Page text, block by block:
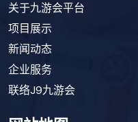
关于九游会平台
项目展示
新闻动态
企业服务
联络J9九游会